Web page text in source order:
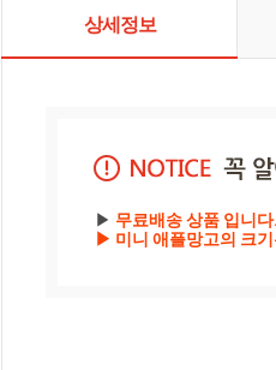
상세정보
▶ 무료배송 상품 입니다.
▶ 미니 애플망고의 크